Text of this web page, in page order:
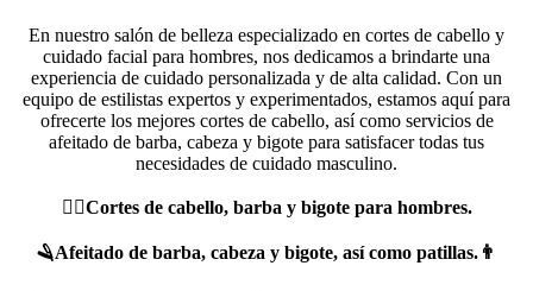
En nuestro salón de belleza especializado en cortes de cabello y
cuidado facial para hombres, nos dedicamos a brindarte una
experiencia de cuidado personalizada y de alta calidad. Con un
equipo de estilistas expertos y experimentados, estamos aquí para
ofrecerte los mejores cortes de cabello, así como servicios de
afeitado de barba, cabeza y bigote para satisfacer todas tus
necesidades de cuidado masculino.
💇‍♀️Cortes de cabello, barba y bigote para hombres.
🪒Afeitado de barba, cabeza y bigote, así como patillas.👨